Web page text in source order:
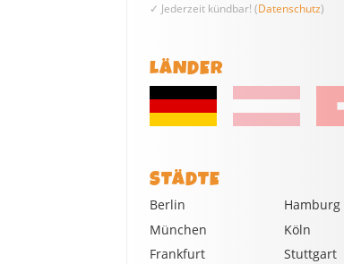
✓ Jederzeit kündbar! (Datenschutz)
LÄNDER
STÄDTE
Berlin
Hamburg
München
Köln
Frankfurt
Stuttgart